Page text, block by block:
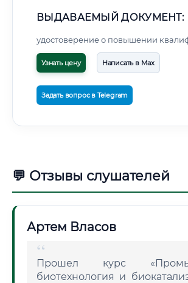
ВЫДАВАЕМЫЙ ДОКУМЕНТ:
удостоверение о повышении
Узнать цену Написать в Max
Задать вопрос в Telegram
💬 Отзывы слушателей
Артем Власов
Прошел курс
биотехнология и